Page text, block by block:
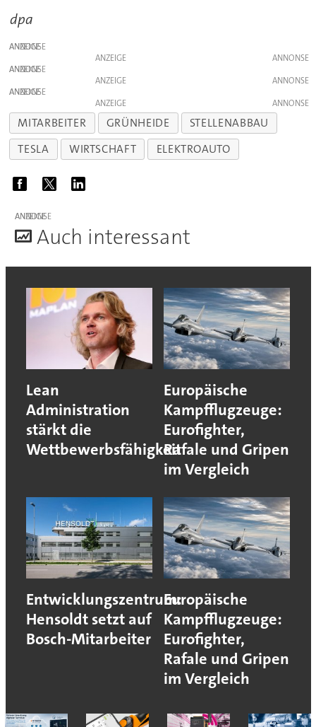
dpa
ANZEIGE
ANZEIGE
ANZEIGE
ANZEIGE
ANZEIGE
ANZEIGE
MITARBEITER GRÜNHEIDE
STELLENABBAU
TESLA
WIRTSCHAFT ELEKTROAUTO
ANZEIGE
Auch interessant
Lean
Administration
stärkt die
Wettbewerbsfähigkeit
Europäische
Kampfflugzeuge:
Eurofighter,
Rafale und Gripen
im Vergleich
Entwicklungszentrum:
Hensoldt setzt auf
Bosch-Mitarbeiter
Europäische
Kampfflugzeuge:
Eurofighter,
Rafale und Gripen
im Vergleich